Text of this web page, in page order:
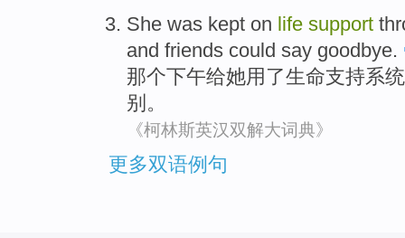
She was kept on life support
and friends could say goodbye.
那个下午给她用 了生命支持系统
别 。
《柯林斯英汉双解大词典》
更多双语例句